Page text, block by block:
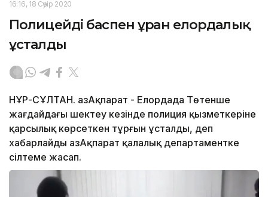
16:16, 18 Сәуір 2020
Полицейді баспен ұрған елордалық
ұсталды
НҰР-СҰЛТАН. ҚазАқпарат - Елордада Төтенше
жағдайдағы шектеу кезінде полиция қызметкеріне
қарсылық көрсеткен тұрғын ұсталды, деп
хабарлайды ҚазАқпарат қалалық департаментке
сілтеме жасап.